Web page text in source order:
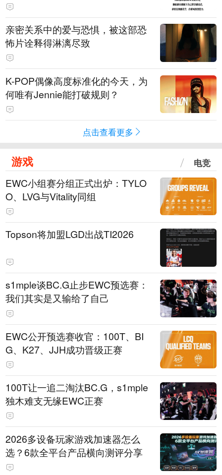
亲密关系中的爱与恐惧，被这部恐
怖片诠释得淋漓尽致
K-POP偶像高度标准化的今天，为
何唯有Jennie能打破规则？
点击查看更多
游戏 电竞
EWC小组赛分组正式出炉：TYLO
O、LVG与Vitality同组
Topson将加盟LGD出战TI2026
s1mple谈BC.G止步EWC预选赛：
我们其实是又输给了自己
EWC公开预选赛收官：100T、BI
G、K27、JJH成功晋级正赛
100T让一追二淘汰BC.G，s1mple
独木难支无缘EWC正赛
2026多设备玩家游戏加速器怎么
选？6款全平台产品横向测评分享